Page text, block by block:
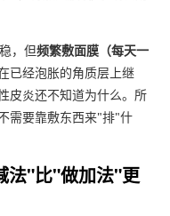
，但频繁敷面膜（每天一
已经泡胀的角质层上继
皮炎还不知道为什么。所
需要靠敷东西来"排"什
法"比"做加法"更